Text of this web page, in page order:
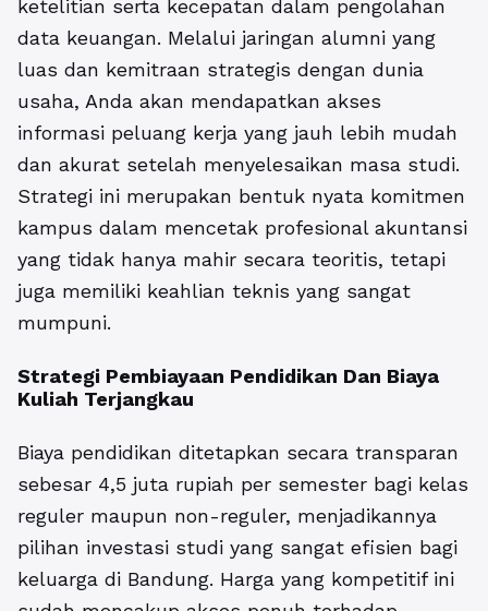
ketelitian serta kecepatan dalam pengolahan
data keuangan. Melalui jaringan alumni yang
luas dan kemitraan strategis dengan dunia
usaha, Anda akan mendapatkan akses
informasi peluang kerja yang jauh lebih mudah
dan akurat setelah menyelesaikan masa studi.
Strategi ini merupakan bentuk nyata komitmen
kampus dalam mencetak profesional akuntansi
yang tidak hanya mahir secara teoritis, tetapi
juga memiliki keahlian teknis yang sangat
mumpuni.
Strategi Pembiayaan Pendidikan Dan Biaya
Kuliah Terjangkau
Biaya pendidikan ditetapkan secara transparan
sebesar 4,5 juta rupiah per semester bagi kelas
reguler maupun non-reguler, menjadikannya
pilihan investasi studi yang sangat efisien bagi
keluarga di Bandung. Harga yang kompetitif ini